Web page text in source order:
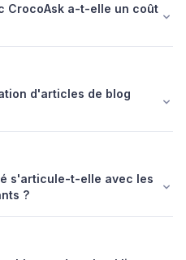
CrocoAsk a-t-elle un coût
d'articles de blog
s'articule-t-elle avec les
?